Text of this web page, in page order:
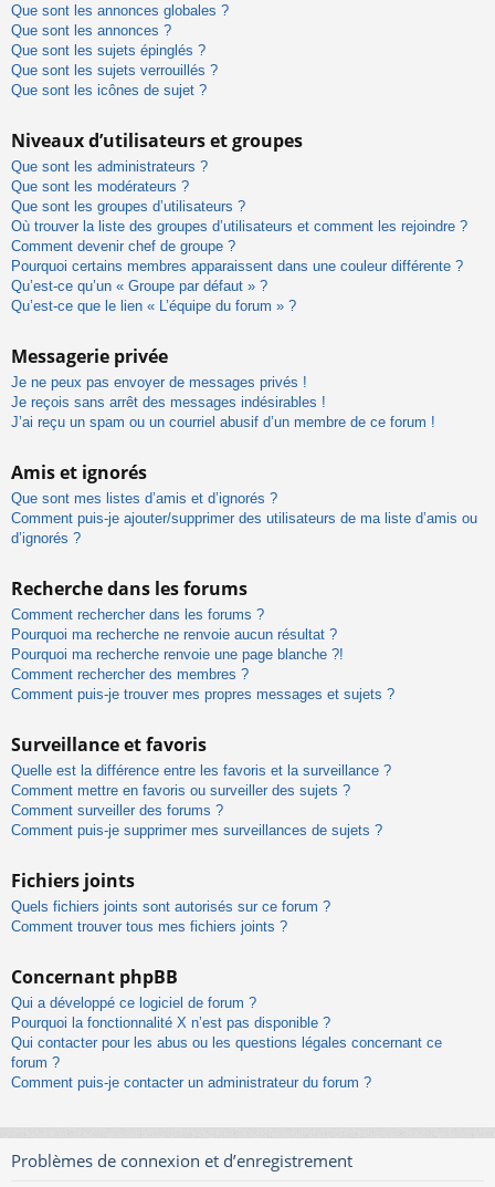
Que sont les annonces globales ?
Que sont les annonces ?
Que sont les sujets épinglés ?
Que sont les sujets verrouillés ?
Que sont les icônes de sujet ?
Niveaux d’utilisateurs et groupes
Que sont les administrateurs ?
Que sont les modérateurs ?
Que sont les groupes d’utilisateurs ?
Où trouver la liste des groupes d’utilisateurs et comment les rejoindre ?
Comment devenir chef de groupe ?
Pourquoi certains membres apparaissent dans une couleur différente ?
Qu’est-ce qu’un « Groupe par défaut » ?
Qu’est-ce que le lien « L’équipe du forum » ?
Messagerie privée
Je ne peux pas envoyer de messages privés !
Je reçois sans arrêt des messages indésirables !
J’ai reçu un spam ou un courriel abusif d’un membre de ce forum !
Amis et ignorés
Que sont mes listes d’amis et d’ignorés ?
Comment puis-je ajouter/supprimer des utilisateurs de ma liste d’amis ou
d’ignorés ?
Recherche dans les forums
Comment rechercher dans les forums ?
Pourquoi ma recherche ne renvoie aucun résultat ?
Pourquoi ma recherche renvoie une page blanche ?!
Comment rechercher des membres ?
Comment puis-je trouver mes propres messages et sujets ?
Surveillance et favoris
Quelle est la différence entre les favoris et la surveillance ?
Comment mettre en favoris ou surveiller des sujets ?
Comment surveiller des forums ?
Comment puis-je supprimer mes surveillances de sujets ?
Fichiers joints
Quels fichiers joints sont autorisés sur ce forum ?
Comment trouver tous mes fichiers joints ?
Concernant phpBB
Qui a développé ce logiciel de forum ?
Pourquoi la fonctionnalité X n’est pas disponible ?
Qui contacter pour les abus ou les questions légales concernant ce
forum ?
Comment puis-je contacter un administrateur du forum ?
Problèmes de connexion et d’enregistrement